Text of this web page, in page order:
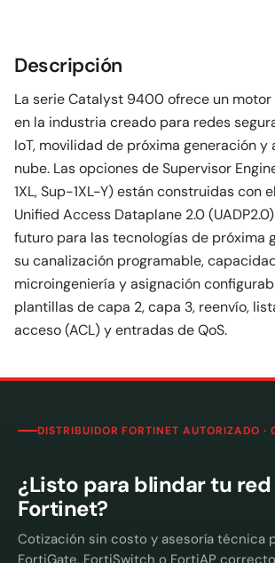
Descripción
La serie Catalyst 9400 ofrece un
en la industria creado para redes
IoT, movilidad de próxima generación y
nube. Las opciones de Supervisor
1XL, Sup-1XL-Y) están construidas con
Unified Access Dataplane 2.0
futuro para las tecnologías de próxima
su canalización programable,
microingeniería y asignación
plantillas de capa 2, capa 3, reenvío,
acceso (ACL) y entradas de QoS.
DISTRIBUIDOR FORTINET AUTORIZADO ·
¿Listo para blindar tu
Fortinet?
Cotización sin costo y asesoría técnica
FortiGate, FortiSwitch o FortiAP